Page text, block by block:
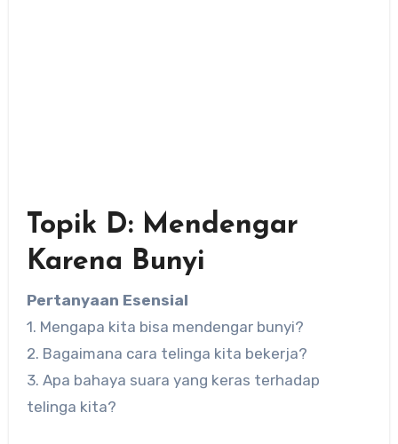
Topik D: Mendengar
Karena Bunyi
Pertanyaan Esensial
1. Mengapa kita bisa mendengar bunyi?
2. Bagaimana cara telinga kita bekerja?
3. Apa bahaya suara yang keras terhadap
telinga kita?